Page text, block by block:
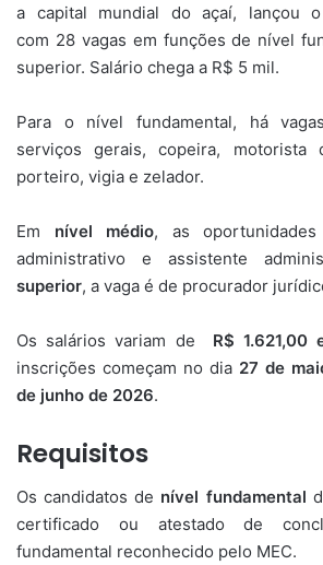
a capital mundial do açaí, lançou
com 28 vagas em funções de nível
superior. Salário chega a R$ 5 mil.
Para o nível fundamental, há
serviços gerais, copeira, motorista
porteiro, vigia e zelador.
Em nível médio, as
administrativo e assistente
superior, a vaga é de procurador
Os salários variam de R$ 1.621,00
inscrições começam no dia 27 de
de junho de 2026.
Requisitos
Os candidatos de nível fundamental
certificado ou atestado de
fundamental reconhecido pelo MEC.